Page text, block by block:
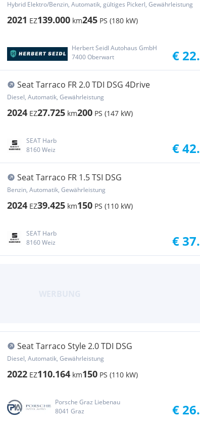
LED / 19 Z...
Hybrid Elektro/Benzin, Automatik, gültiges Pickerl, Gewährleistung
2021 EZ139.000 km245 PS (180 kW)
Herbert Seidl Autohaus GmbH
7400 Oberwart
€
Seat Tarraco FR 2.0 TDI DSG 4Drive
Diesel, Automatik, Gewährleistung
2024 EZ27.725 km200 PS (147 kW)
SEAT Harb
8160 Weiz
€
Seat Tarraco FR 1.5 TSI DSG
Benzin, Automatik, Gewährleistung
2024 EZ39.425 km150 PS (110 kW)
SEAT Harb
8160 Weiz
€
Seat Tarraco Style 2.0 TDI DSG
Diesel, Automatik, Gewährleistung
2022 EZ110.164 km150 PS (110 kW)
Porsche Graz Liebenau
8041 Graz
€